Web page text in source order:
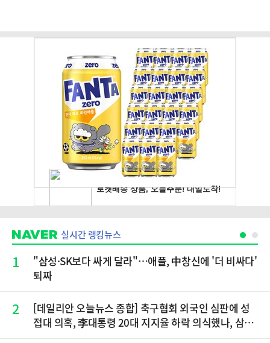
실시간 랭킹뉴스
1
"삼성·SK보다 싸게 달라"…애플, 中창신에 '더 비싸다'
퇴짜
2
[데일리안 오늘뉴스 종합] 축구협회 외국인 심판에 성
접대 의혹, 李대통령 20대 지지율 하락 의식했나, 삼전